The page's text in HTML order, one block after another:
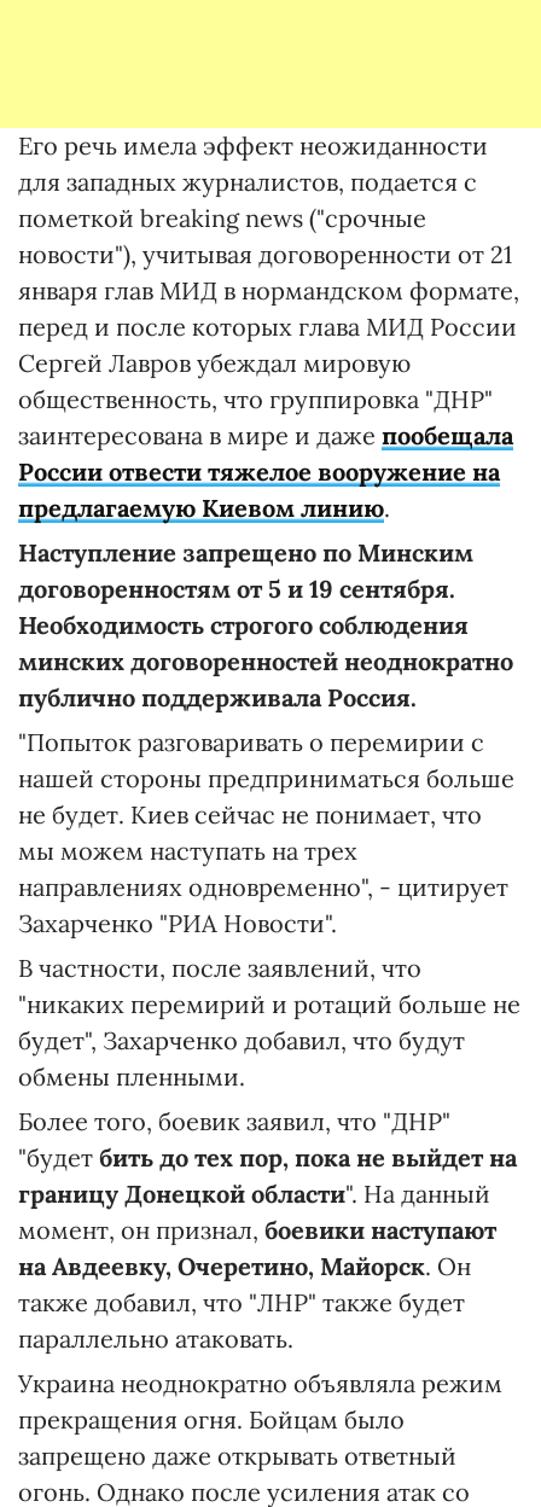
Его речь имела эффект неожиданности
для западных журналистов, подается с
пометкой breaking news ("срочные
новости"), учитывая договоренности от 21
января глав МИД в нормандском формате,
перед и после которых глава МИД России
Сергей Лавров убеждал мировую
общественность, что группировка "ДНР"
заинтересована в мире и даже пообещала
России отвести тяжелое вооружение на
предлагаемую Киевом линию.
Наступление запрещено по Минским
договоренностям от 5 и 19 сентября.
Необходимость строгого соблюдения
минских договоренностей неоднократно
публично поддерживала Россия.
"Попыток разговаривать о перемирии с
нашей стороны предприниматься больше
не будет. Киев сейчас не понимает, что
мы можем наступать на трех
направлениях одновременно", - цитирует
Захарченко "РИА Новости".
В частности, после заявлений, что
"никаких перемирий и ротаций больше не
будет", Захарченко добавил, что будут
обмены пленными.
Более того, боевик заявил, что "ДНР"
"будет бить до тех пор, пока не выйдет на
границу Донецкой области". На данный
момент, он признал, боевики наступают
на Авдеевку, Очеретино, Майорск. Он
также добавил, что "ЛНР" также будет
параллельно атаковать.
Украина неоднократно объявляла режим
прекращения огня. Бойцам было
запрещено даже открывать ответный
огонь. Однако после усиления атак со